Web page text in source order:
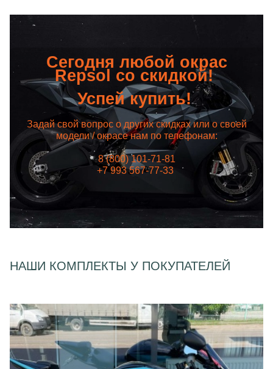
Сегодня любой окрас
Repsol со скидкой!
Успей купить!
Задай свой вопрос о других скидках или о своей
модели / окрасе нам по телефонам:
8 (800) 101-71-81
+7 993 567-77-33
НАШИ КОМПЛЕКТЫ У ПОКУПАТЕЛЕЙ